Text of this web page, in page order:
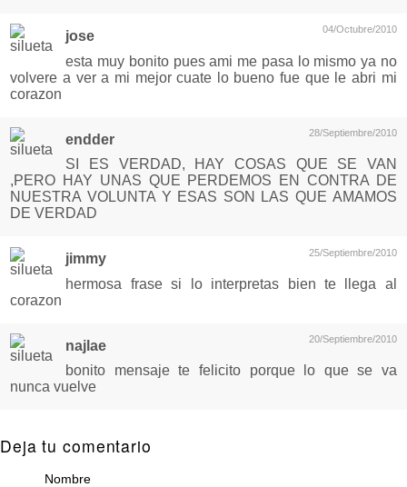
04/Octubre/2010
jose
esta muy bonito pues ami me pasa lo mismo ya no
volvere a ver a mi mejor cuate lo bueno fue que le abri mi
corazon
28/Septiembre/2010
endder
SI ES VERDAD, HAY COSAS QUE SE VAN
,PERO HAY UNAS QUE PERDEMOS EN CONTRA DE
NUESTRA VOLUNTA Y ESAS SON LAS QUE AMAMOS
DE VERDAD
25/Septiembre/2010
jimmy
hermosa frase si lo interpretas bien te llega al
corazon
20/Septiembre/2010
najlae
bonito mensaje te felicito porque lo que se va
nunca vuelve
Deja tu comentario
Nombre